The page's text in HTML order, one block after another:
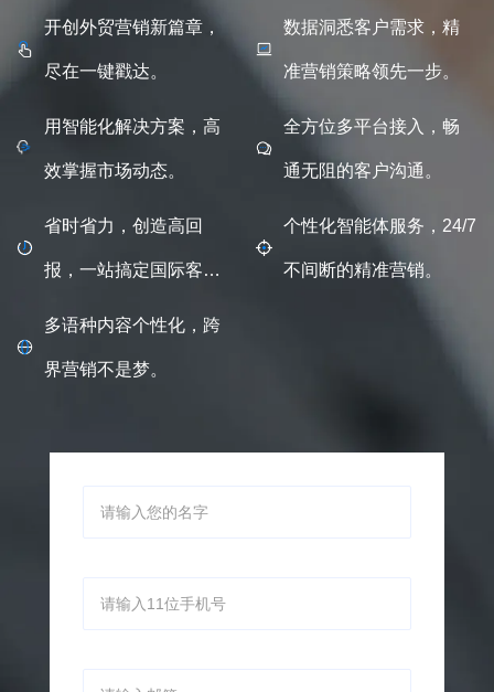
开创外贸营销新篇章，
尽在一键戳达。
数据洞悉客户需求，精
准营销策略领先一步。
用智能化解决方案，高
效掌握市场动态。
全方位多平台接入，畅
通无阻的客户沟通。
省时省力，创造高回
报，一站搞定国际客
户。
个性化智能体服务，24/7
不间断的精准营销。
多语种内容个性化，跨
界营销不是梦。